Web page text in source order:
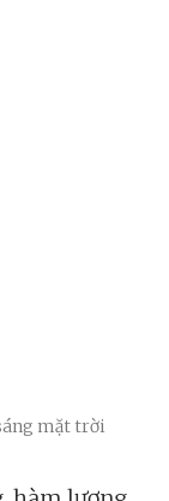
mặt trời